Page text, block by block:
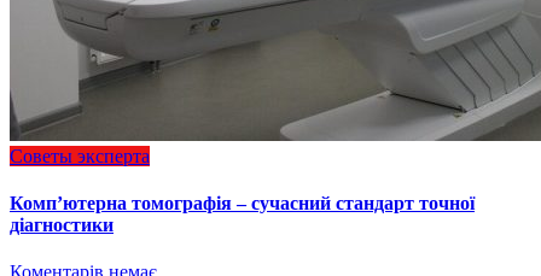
Советы эксперта
Комп’ютерна томографія – сучасний стандарт точної
діагностики